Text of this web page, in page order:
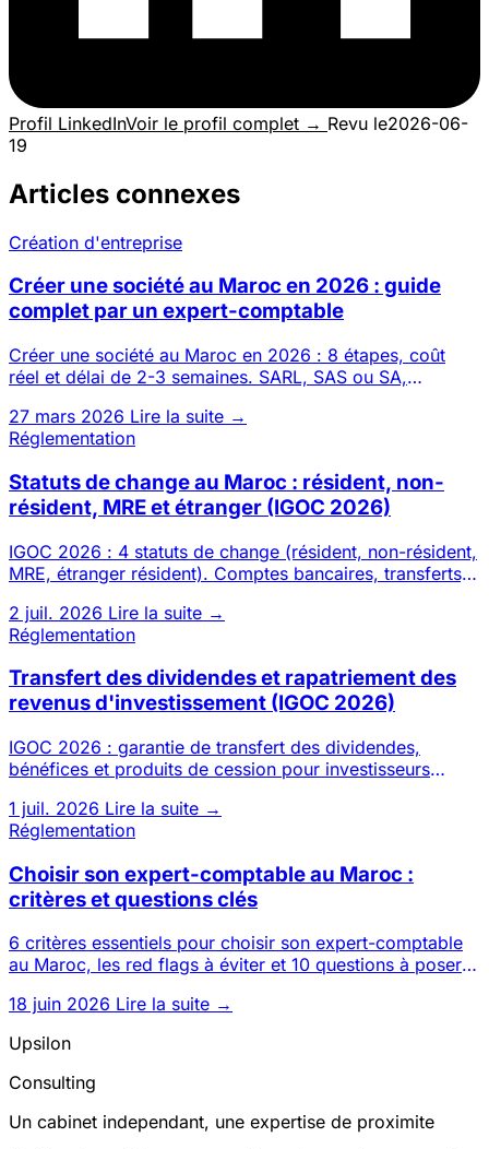
Profil LinkedInVoir le profil complet → Revu le2026-06-
19
Articles connexes
Création d'entreprise
Créer une société au Maroc en 2026 : guide
complet par un expert-comptable
Créer une société au Maroc en 2026 : 8 étapes, coût
réel et délai de 2-3 semaines. SARL, SAS ou SA,
27 mars 2026 Lire la suite →
Réglementation
Statuts de change au Maroc : résident, non-
résident, MRE et étranger (IGOC 2026)
IGOC 2026 : 4 statuts de change (résident, non-résident,
MRE, étranger résident). Comptes bancaires, transferts,
2 juil. 2026 Lire la suite →
Réglementation
Transfert des dividendes et rapatriement des
revenus d'investissement (IGOC 2026)
IGOC 2026 : garantie de transfert des dividendes,
bénéfices et produits de cession pour investisseurs
1 juil. 2026 Lire la suite →
Réglementation
Choisir son expert-comptable au Maroc :
critères et questions clés
6 critères essentiels pour choisir son expert-comptable
au Maroc, les red flags à éviter et 10 questions à poser
18 juin 2026 Lire la suite →
Upsilon
Consulting
Un cabinet independant, une expertise de proximite